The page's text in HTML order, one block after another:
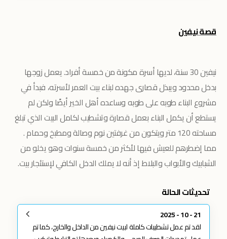
قصة نيفين
نيفين 30 سنة، لديها أسرة مكونة من خمسة أفراد. يعمل زوجها
بدخل محدود ويبذل قصارى جهده لبناء بيت العمر لأسرته، فبدأ في
مشروع البناء طوبه على طوبه وساعده أهل الخير أيضًا ولكن لم
يستطع أن يكمل البناء بعمل قصارة وتشطيب لكامل البيت الذي تبلغ
مساحته 120 متر ويتكون من غرفتين نوم وصالة ومطبخ وحمام .
مما إضطرهم للعيش فيها لأكثر من خمسة سنوات وهو يخلو من
الشبابيك والأبواب والبلاط إذ أنه لا يملك الدخل الكافي لإستئجار بيت.
تحديثات الحالة
21 - 10 - 2025
لقد تم عمل تشطيبات كاملة لبيت نيفين من الداخل والخارج، كما تم